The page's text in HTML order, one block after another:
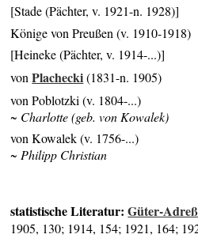
[Stade (Pächter, v. 1921-n. 1928)]
Könige von Preußen (v. 1910-1918)
[Heineke (Pächter, v. 1914-...)]
vonPlachecki(1831-n. 1905)
von Poblotzki (v. 1804-...)
~ Charlotte (geb. von Kowalek)
von Kowalek (v. 1756-...)
~ Philipp Christian
statistische Literatur:Güter-
1905, 130; 1914, 154; 1921, 164;